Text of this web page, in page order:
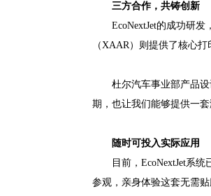
三方合作，共铸创新
EcoNextJet的成功研
（XAAR）则提供了核心打
杜尔汽车事业部产品
期，也让我们能够提供一
随时可投入实际应用
目前，EcoNextJet系
参观，亲身体验这套无需